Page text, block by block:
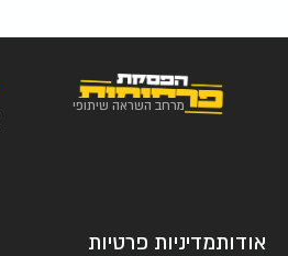
מרחב השראה שיתופי
אודותמדיניות פרטיות